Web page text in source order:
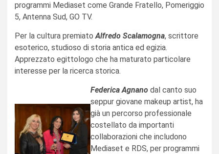
programmi Mediaset come Grande Fratello, Pomeriggio
5, Antenna Sud, GO TV.
Per la cultura premiatoAlfredo Scalamogna, scrittore
esoterico, studioso di storia antica ed egizia.
Apprezzato egittologo che ha maturato particolare
interesse per la ricerca storica.
Federica Agnano dal canto suo
seppur giovane makeup artist, ha
già un percorso professionale
costellato da importanti
collaborazioni che includono
Mediaset e RDS, per programmi